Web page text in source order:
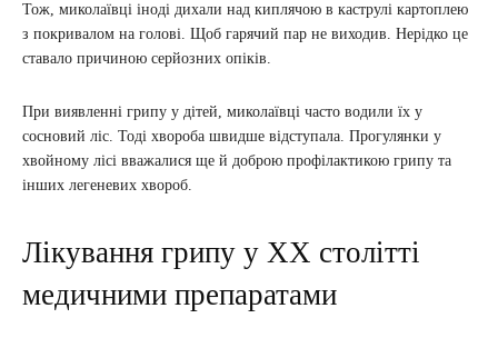
Тож, миколаївці іноді дихали над киплячою в каструлі картоплею
з покривалом на голові. Щоб гарячий пар не виходив. Нерідко це
ставало причиною серйозних опіків.
При виявленні грипу у дітей, миколаївці часто водили їх у
сосновий ліс. Тоді хвороба швидше відступала. Прогулянки у
хвойному лісі вважалися ще й доброю профілактикою грипу та
інших легеневих хвороб.
Лікування грипу у ХХ столітті
медичними препаратами